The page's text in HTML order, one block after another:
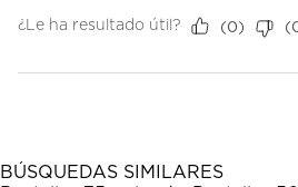
¿Le ha resultado útil? (0) (
BÚSQUEDAS SIMILARES